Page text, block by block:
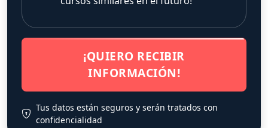
¡QUIERO RECIBIR
INFORMACIÓN!
Tus datos están seguros y serán tratados con
confidencialidad